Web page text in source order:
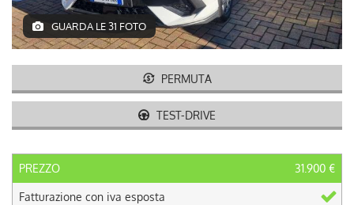
ACQUISTIAMO USATO
ASSISTENZA
CONTATTI
LAVORA CON NOI
GUARDA LE 31 FOTO
PERMUTA
TEST-DRIVE
PREZZO 31.900 €
Fatturazione con iva esposta